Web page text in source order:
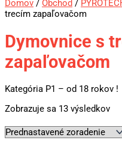
Domov / Obchod /
trecím zapaľovačom
Dymovnice s
zapaľovačom
Kategória P1 – od 18 rokov !
Zobrazuje sa 13 výsledkov